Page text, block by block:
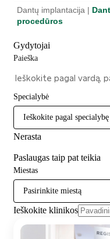
Dantų implantacija |
procedūros
Gydytojai
Paieška
Specialybė
Ieškokite pagal specialybę
Nerasta
Paslaugas taip pat teikia
Miestas
Pasirinkite miestą
Ieškokite klinikos